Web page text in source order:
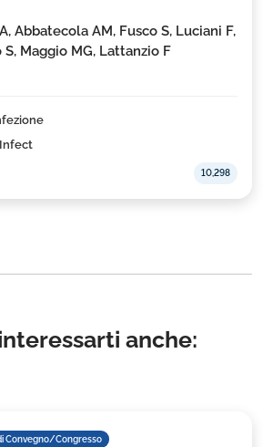
10,298
Abbatecola AM, Fusco S, Luciani F,
Maggio MG, Lattanzio F
anche:
Convegno/Congresso